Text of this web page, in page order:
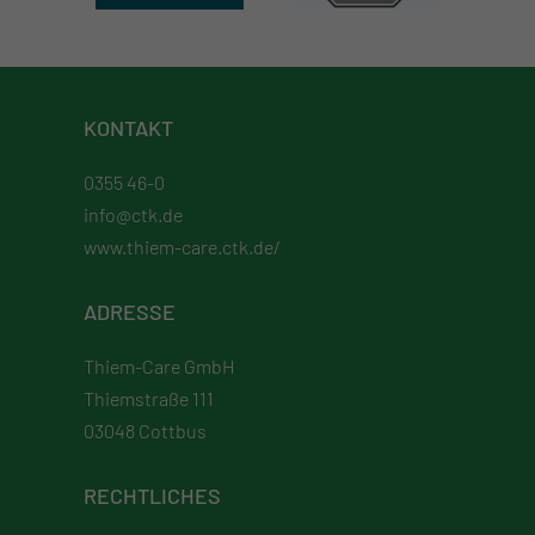
KONTAKT
0355 46-0
info@ctk.de
www.thiem-care.ctk.de/
ADRESSE
Thiem-Care GmbH
Thiemstraße 111
03048 Cottbus
RECHTLICHES